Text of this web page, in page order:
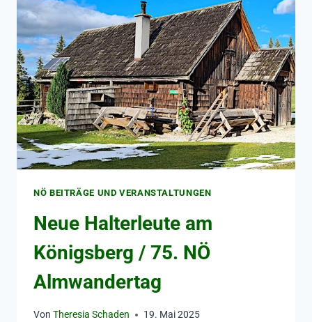
NÖ BEITRÄGE UND VERANSTALTUNGEN
Neue Halterleute am
Königsberg / 75. NÖ
Almwandertag
Von Theresia Schaden 19. Mai 2025